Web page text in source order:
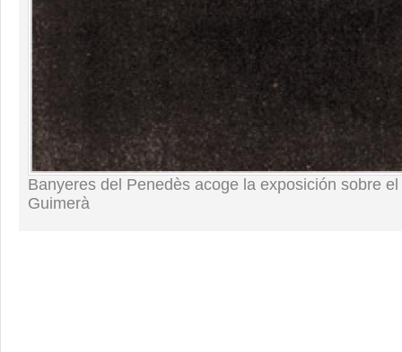
Banyeres del Penedès acoge la exposición sobre
Guimerà